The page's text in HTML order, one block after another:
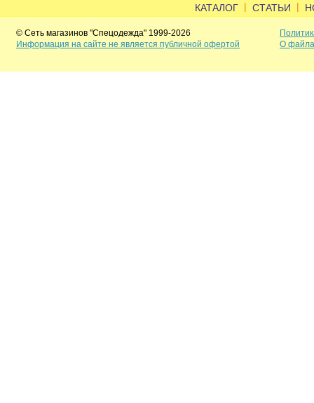
КАТАЛОГ | СТАТЬИ |
© Сеть магазинов "Спецодежда" 1999-2026
Информация на сайте не является публичной офертой
О